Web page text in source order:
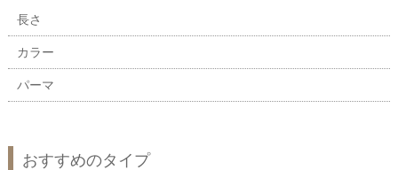
長さ
カラー
パーマ
おすすめのタイプ